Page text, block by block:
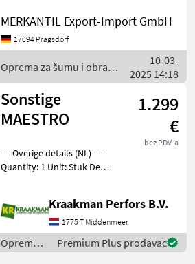
spremna za upotrebu
Oprema za šumu i obradu
drveta Strojevi za guljenje
MERKANTIL Export-Import GmbH
17094 Pragsdorf
Oprema za šumu i obradu
drveta / Sonstige
10-03-
2025 14:18
Sonstige
MAESTRO
1.299
€
bez PDV-a
== Overige details (NL) ==
Quantity: 1 Unit: Stuk De
dan 38 jaar draagt ELIET
zorg voor de schoonheid
van de natu
Kraakman Perfors B.V.
1775 T Middenmeer
Oprema
za šumu i
Premium Plus prodavac